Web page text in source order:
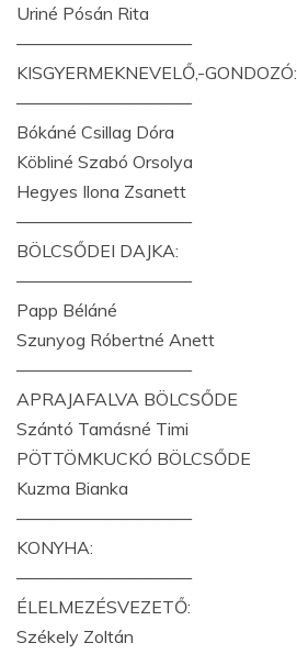
Uriné Pósán Rita
——————————
KISGYERMEKNEVELŐ,-GONDOZÓ:
——————————
Bókáné Csillag Dóra
Köbliné Szabó Orsolya
Hegyes Ilona Zsanett
——————————
BÖLCSŐDEI DAJKA:
——————————
Papp Béláné
Szunyog Róbertné Anett
——————————
APRAJAFALVA BÖLCSŐDE
Szántó Tamásné Timi
PÖTTÖMKUCKÓ BÖLCSŐDE
Kuzma Bianka
——————————
KONYHA:
——————————
ÉLELMEZÉSVEZETŐ:
Székely Zoltán